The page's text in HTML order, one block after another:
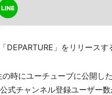
」をリリースす
時にユーチューブに公開し
式チャンネル登録ユーザー